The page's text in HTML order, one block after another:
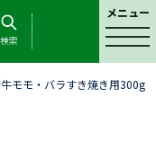
メニュー
t
g
検索
モモ・バラすき焼き用300g